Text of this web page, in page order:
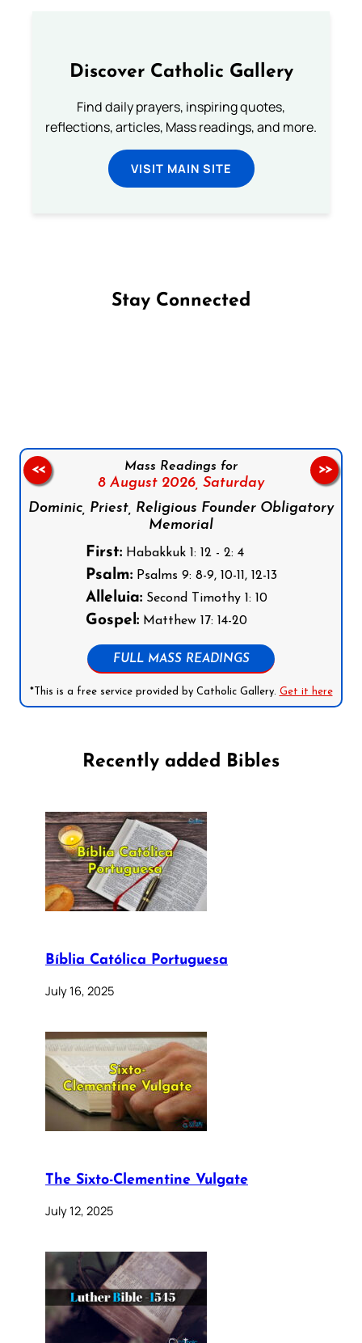
Discover Catholic Gallery
Find daily prayers, inspiring quotes,
reflections, articles, Mass readings, and more.
VISIT MAIN SITE
Stay Connected
Mass Readings for
8 August 2026, Saturday
Dominic, Priest, Religious Founder Obligatory
Memorial
First:Habakkuk 1: 12 - 2: 4
Psalm:Psalms 9: 8-9, 10-11, 12-13
Alleluia:Second Timothy 1: 10
Gospel:Matthew 17: 14-20
FULL MASS READINGS
*This is a free service provided by Catholic Gallery. Get it here
<< >>
Recently added Bibles
Bíblia Católica Portuguesa
July 16, 2025
The Sixto-Clementine Vulgate
July 12, 2025